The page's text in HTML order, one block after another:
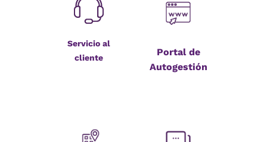
Servicio al
cliente
Portal de
Autogestión